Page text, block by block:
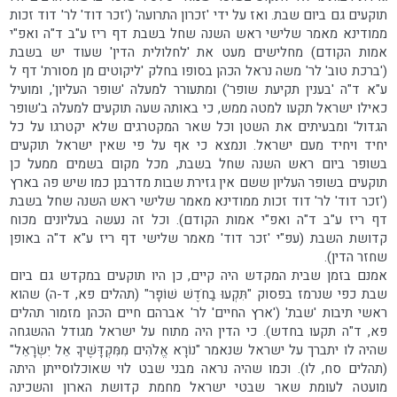
תוקעים גם ביום שבת. ואז על ידי 'זכרון התרועה' ('זכר דוד' לר' דוד זכות
ממודינא מאמר שלישי ראש השנה שחל בשבת דף ריז ע"ב ד"ה ואפ"י
אמות הקודם) מחלישים מעט את 'לחלולית הדין' שעוד יש בשבת
('ברכת טוב' לר' משה נראל הכהן בסופו בחלק 'ליקוטים מן מסורת' דף ל
ע"א ד"ה 'בענין תקיעת שופר') ומתעורר למעלה 'שופר העליון', ומועיל
כאילו ישראל תקעו למטה ממש, כי באותה שעה תוקעים למעלה ב'שופר
הגדול' ומבעיתים את השטן וכל שאר המקטרגים שלא יקטרגו על כל
יחיד ויחיד מעם ישראל. ונמצא כי אף על פי שאין ישראל תוקעים
בשופר ביום ראש השנה שחל בשבת, מכל מקום בשמים ממעל כן
תוקעים בשופר העליון ששם אין גזירת שבות מדרבנן כמו שיש פה בארץ
('זכר דוד' לר' דוד זכות ממודינא מאמר שלישי ראש השנה שחל בשבת
דף ריז ע"ב ד"ה ואפ"י אמות הקודם). וכל זה נעשה בעליונים מכוח
קדושת השבת (עפ"י 'זכר דוד' מאמר שלישי דף ריז ע"א ד"ה באופן
שחזר הדין).
אמנם בזמן שבית המקדש היה קיים, כן היו תוקעים במקדש גם ביום
שבת כפי שנרמז בפסוק "תִּקְעוּ בַחֹדֶשׁ שׁוֹפָר" (תהלים פא, ד-ה) שהוא
ראשי תיבות 'שבת' ('ארץ החיים' לר' אברהם חיים הכהן מזמור תהלים
פא, ד"ה תקעו בחדש). כי הדין היה מתוח על ישראל מגודל ההשגחה
שהיה לו יתברך על ישראל שנאמר "נוֹרָא אֱלֹהִים מִמִּקְדָּשֶׁיךָ אֵל יִשְׂרָאֵל"
(תהלים סח, לו). וכמו שהיה נראה מבני שבט לוי שאוכלוסייתן היתה
מועטה לעומת שאר שבטי ישראל מחמת קדושת הארון והשכינה